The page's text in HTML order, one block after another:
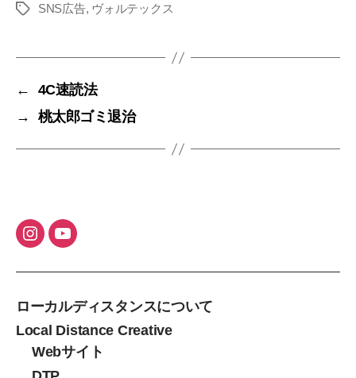
タ
SNS広告, ヴォルテックス
←
4C速読法
→
桃太郎ゴミ退治
ローカルディスタンスについて
Local Distance Creative
Webサイト